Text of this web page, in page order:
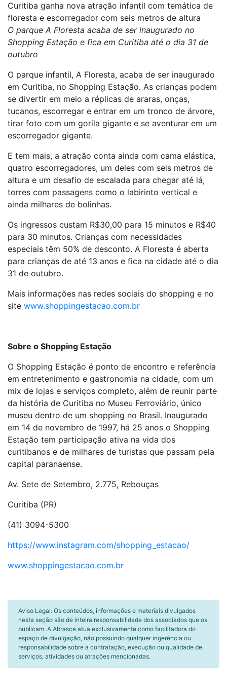
Curitiba ganha nova atração infantil com temática de
floresta e escorregador com seis metros de altura
O parque A Floresta acaba de ser inaugurado no
Shopping Estação e fica em Curitiba até o dia 31 de
outubro
O parque infantil, A Floresta, acaba de ser inaugurado
em Curitiba, no Shopping Estação. As crianças podem
se divertir em meio a réplicas de araras, onças,
tucanos, escorregar e entrar em um tronco de árvore,
tirar foto com um gorila gigante e se aventurar em um
escorregador gigante.
E tem mais, a atração conta ainda com cama elástica,
quatro escorregadores, um deles com seis metros de
altura e um desafio de escalada para chegar até lá,
torres com passagens como o labirinto vertical e
ainda milhares de bolinhas.
Os ingressos custam R$30,00 para 15 minutos e R$40
para 30 minutos. Crianças com necessidades
especiais têm 50% de desconto. A Floresta é aberta
para crianças de até 13 anos e fica na cidade até o dia
31 de outubro.
Mais informações nas redes sociais do shopping e no
site www.shoppingestacao.com.br
Sobre o Shopping Estação
O Shopping Estação é ponto de encontro e referência
em entretenimento e gastronomia na cidade, com um
mix de lojas e serviços completo, além de reunir parte
da história de Curitiba no Museu Ferroviário, único
museu dentro de um shopping no Brasil. Inaugurado
em 14 de novembro de 1997, há 25 anos o Shopping
Estação tem participação ativa na vida dos
curitibanos e de milhares de turistas que passam pela
capital paranaense.
Av. Sete de Setembro, 2.775, Rebouças
Curitiba (PR)
(41) 3094-5300
https://www.instagram.com/shopping_estacao/
www.shoppingestacao.com.br
Aviso Legal: Os conteúdos, informações e materiais divulgados
nesta seção são de inteira responsabilidade dos associados que os
publicam. A Abrasce atua exclusivamente como facilitadora do
espaço de divulgação, não possuindo qualquer ingerência ou
responsabilidade sobre a contratação, execução ou qualidade de
serviços, atividades ou atrações mencionadas.